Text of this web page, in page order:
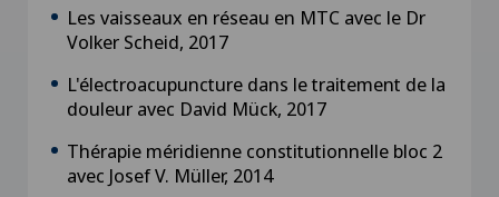
Les vaisseaux en réseau en MTC avec le Dr
Volker Scheid, 2017
L'électroacupuncture dans le traitement de la
douleur avec David Mück, 2017
Thérapie méridienne constitutionnelle bloc 2
avec Josef V. Müller, 2014